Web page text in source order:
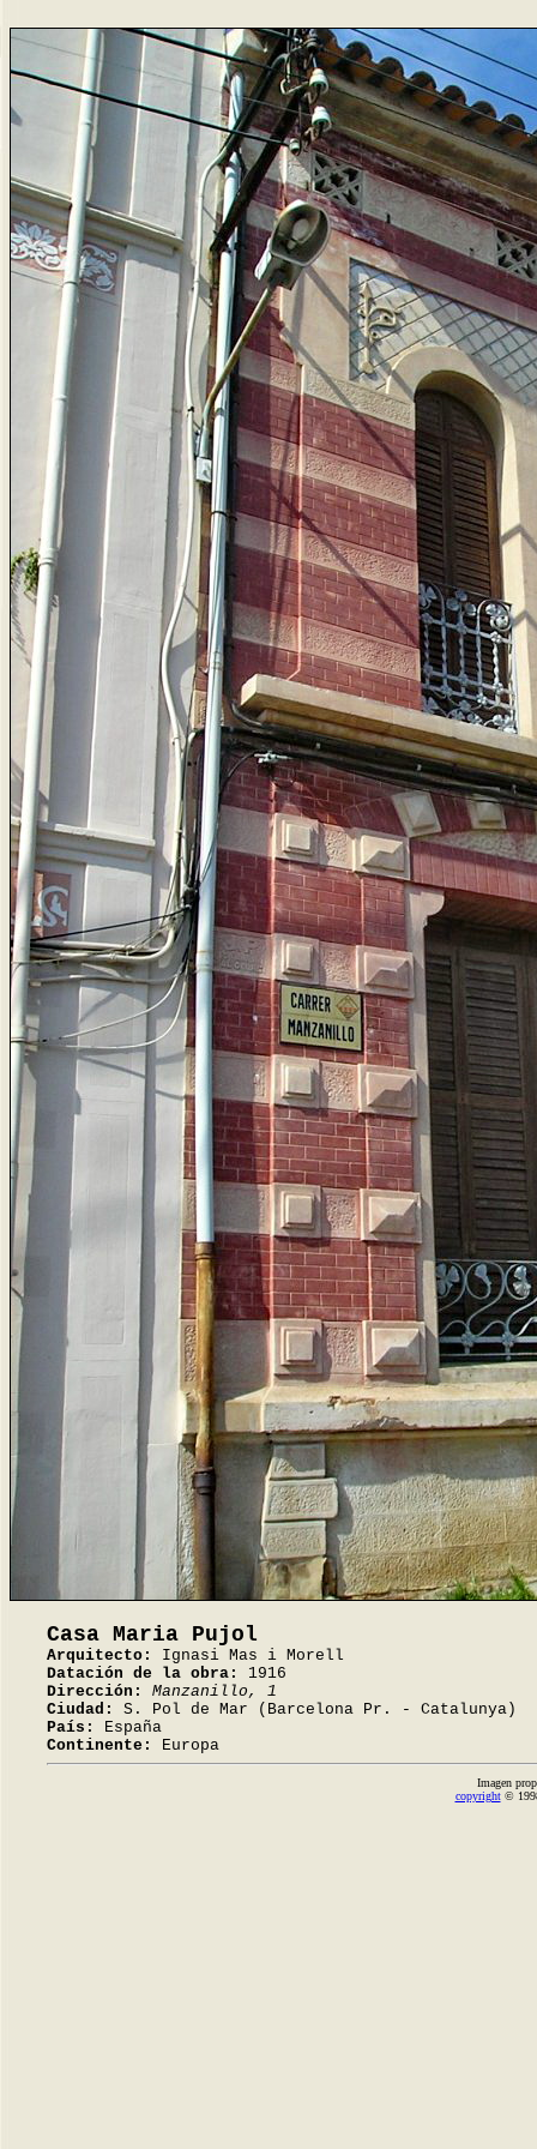
Casa Maria Pujol
Arquitecto:
Ignasi Mas i Morell
Datación de la obra:
1916
Dirección:
Manzanillo, 1
Ciudad:
S. Pol de Mar (Barcelona Pr. - Catalunya)
País:
España
Continente:
Europa
Imagen
copyright©